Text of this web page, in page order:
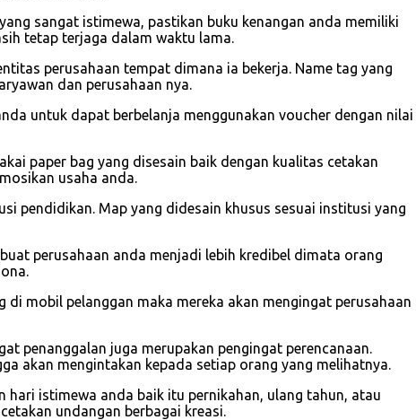
sangat istimewa, pastikan buku kenangan anda memiliki
tetap terjaga dalam waktu lama.
perusahaan tempat dimana ia bekerja. Name tag yang
dan perusahaan nya.
untuk dapat berbelanja menggunakan voucher dengan nilai
paper bag yang disesain baik dengan kualitas cetakan
usaha anda.
pendidikan. Map yang didesain khusus sesuai institusi yang
perusahaan anda menjadi lebih kredibel dimata orang
mobil pelanggan maka mereka akan mengingat perusahaan
penanggalan juga merupakan pengingat perencanaan.
akan mengintakan kepada setiap orang yang melihatnya.
hari istimewa anda baik itu pernikahan, ulang tahun, atau
undangan berbagai kreasi.